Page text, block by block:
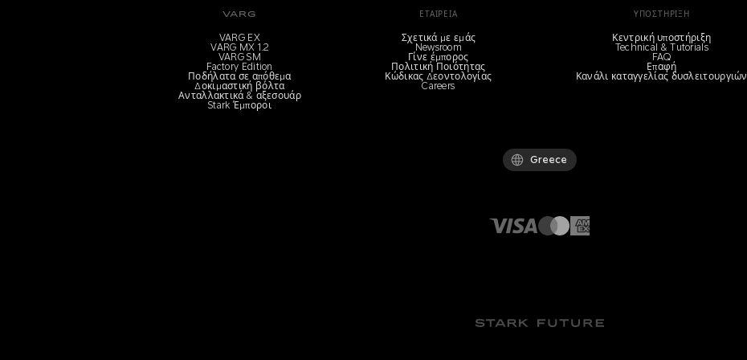
VARG
VARG EX
VARG MX 1.2
VARG SM
Factory Edition
Ποδήλατα σε απόθεμα
Δοκιμαστική βόλτα
Ανταλλακτικά & αξεσουάρ
Stark Έμποροι
ΕΤΑΙΡΕΊΑ
Σχετικά με εμάς
Newsroom
Γίνε έμπορος
Πολιτική Ποιότητας
Κώδικας Δεοντολογίας
Careers
ΥΠΟΣΤΉΡΙΞΗ
Κεντρική υποστήριξη
Technical & Tutorials
FAQ
Επαφή
Κανάλι καταγγελίας δυσλειτουργιών
Greece